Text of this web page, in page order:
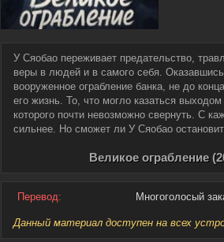
У Сяобао переживает предательство,
веры в людей и в самого себя.
вооруженное ограбление банка, не до
его жизнь. То, что могло казаться
которого почти невозможно свернуть. С
сильнее. Но сможет ли У Сяобао
Великое ограбление
Перевод: Многоголосый
Данный материал доступен на всех